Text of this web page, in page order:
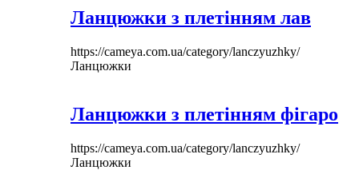
Ланцюжки з плетінням лав
https://cameya.com.ua/category/lanczyuzhky/
Ланцюжки
Ланцюжки з плетінням фігаро
https://cameya.com.ua/category/lanczyuzhky/
Ланцюжки